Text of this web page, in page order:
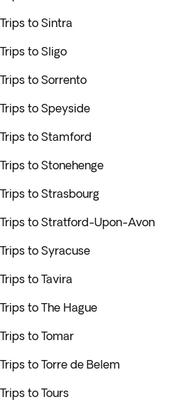
Trips to Sintra
Trips to Sligo
Trips to Sorrento
Trips to Speyside
Trips to Stamford
Trips to Stonehenge
Trips to Strasbourg
Trips to Stratford-Upon-Avon
Trips to Syracuse
Trips to Tavira
Trips to The Hague
Trips to Tomar
Trips to Torre de Belem
Trips to Tours